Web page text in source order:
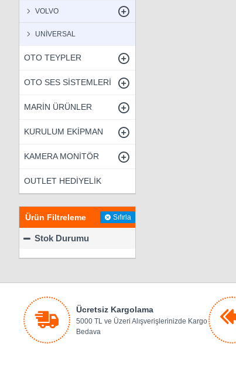
VOLVO
UNİVERSAL
OTO TEYPLER
OTO SES SİSTEMLERİ
MARİN ÜRÜNLER
KURULUM EKİPMAN
KAMERA MONİTÖR
OUTLET HEDİYELİK
Ürün Filtreleme Sıfırla
Stok Durumu
Ücretsiz Kargolama
5000 TL ve Üzeri Alışverişlerinizde Kargo
Bedava